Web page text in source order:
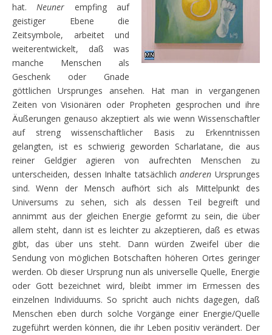
hat.Neuner empfing auf
geistiger Ebene die
Zeitsymbole, arbeitet und
weiterentwickelt, daß was
manche Menschen als
Geschenk oder Gnade
göttlichen Ursprunges ansehen. Hat man in vergangenen
Zeiten von Visionären oder Propheten gesprochen und ihre
Äußerungen genauso akzeptiert als wie wenn Wissenschaftler
auf streng wissenschaftlicher Basis zu Erkenntnissen
gelangten, ist es schwierig geworden Scharlatane, die aus
reiner Geldgier agieren von aufrechten Menschen zu
unterscheiden, dessen Inhalte tatsächlichanderen Ursprunges
sind. Wenn der Mensch aufhört sich als Mittelpunkt des
Universums zu sehen, sich als dessen Teil begreift und
annimmt aus der gleichen Energie geformt zu sein, die über
allem steht, dann ist es leichter zu akzeptieren, daß es etwas
gibt, das über uns steht. Dann würden Zweifel über die
Sendung von möglichen Botschaften höheren Ortes geringer
werden. Ob dieser Ursprung nun als universelle Quelle, Energie
oder Gott bezeichnet wird, bleibt immer im Ermessen des
einzelnen Individuums. So spricht auch nichts dagegen, daß
Menschen eben durch solche Vorgänge einer Energie/Quelle
zugeführt werden können, die ihr Leben positiv verändert. Der